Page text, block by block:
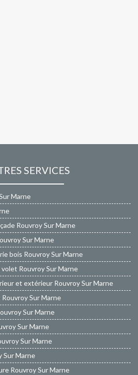
SERVICES
Marne
Rouvroy Sur Marne
Sur Marne
bois Rouvroy Sur Marne
Rouvroy Sur Marne
et extérieur Rouvroy Sur Marne
Sur Marne
Sur Marne
Sur Marne
Sur Marne
Sur Marne
Rouvroy Sur Marne